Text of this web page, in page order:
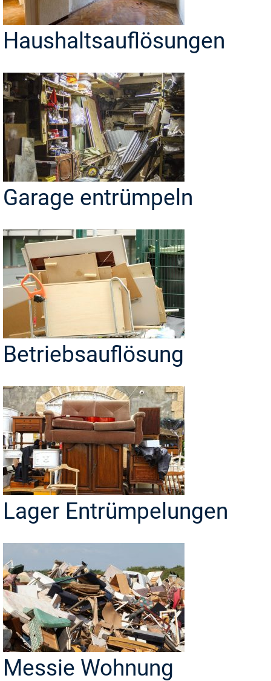
Haushaltsauflösungen
Garage entrümpeln
Betriebsauflösung
Lager Entrümpelungen
Messie Wohnung